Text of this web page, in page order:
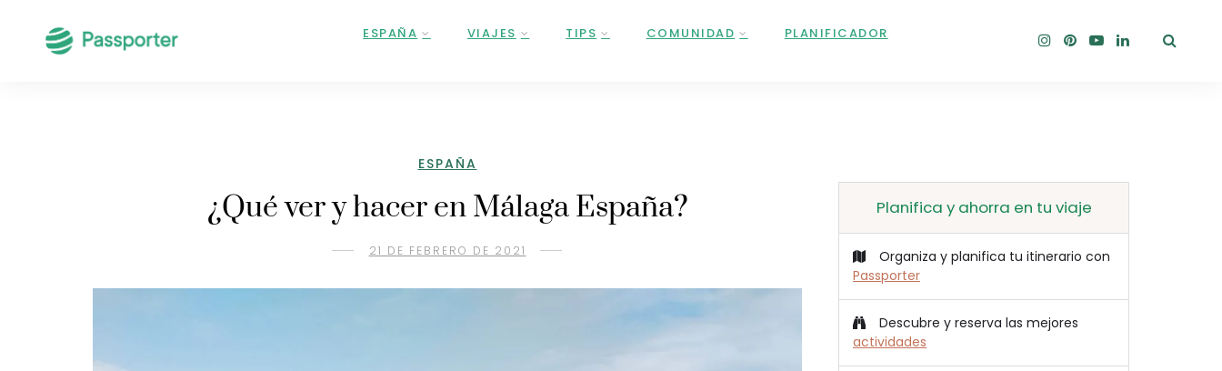
ESPAÑA VIAJES TIPS COMUNIDAD PLANIFICADOR
ESPAÑA
¿Qué ver y hacer en Málaga España?
21 DE FEBRERO DE 2021
Planifica y ahorra en tu viaje
Organiza y planifica tu itinerario con
Passporter
Descubre y reserva las mejores
actividades